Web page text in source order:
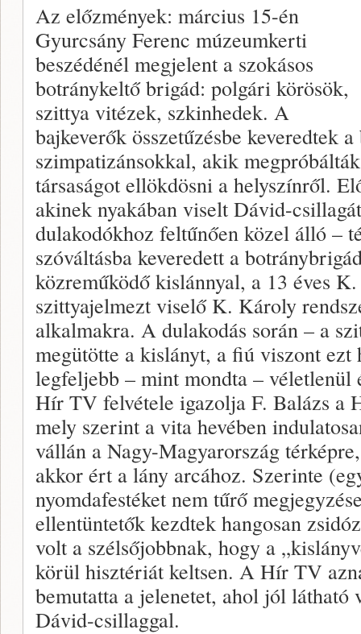
Az előzmények: március 15-én
Gyurcsány Ferenc múzeumkerti
beszédénél megjelent a szokásos
botránykeltő brigád: polgári körösök,
szittya vitézek, szkinhedek. A
bajkeverők összetűzésbe keveredtek
szimpatizánsokkal, akik
társaságot ellökdösni a helyszínről.
akinek nyakában viselt Dávid-
dulakodókhoz feltűnően közel álló –
szóváltásba keveredett a
közreműködő kislánnyal, a 13 éves
szittyajelmezt viselő K. Károly
alkalmakra. A dulakodás során – a
megütötte a kislányt, a fiú viszont ezt
legfeljebb – mint mondta –
Hír TV felvétele igazolja F. Balázs a
mely szerint a vita hevében
vállán a Nagy-Magyarország
akkor ért a lány arcához. Szerinte
nyomdafestéket nem tűrő
ellentüntetők kezdtek hangosan
volt a szélsőjobbnak, hogy a
körül hisztériát keltsen. A Hír TV
bemutatta a jelenetet, ahol jól látható
Dávid-csillaggal.